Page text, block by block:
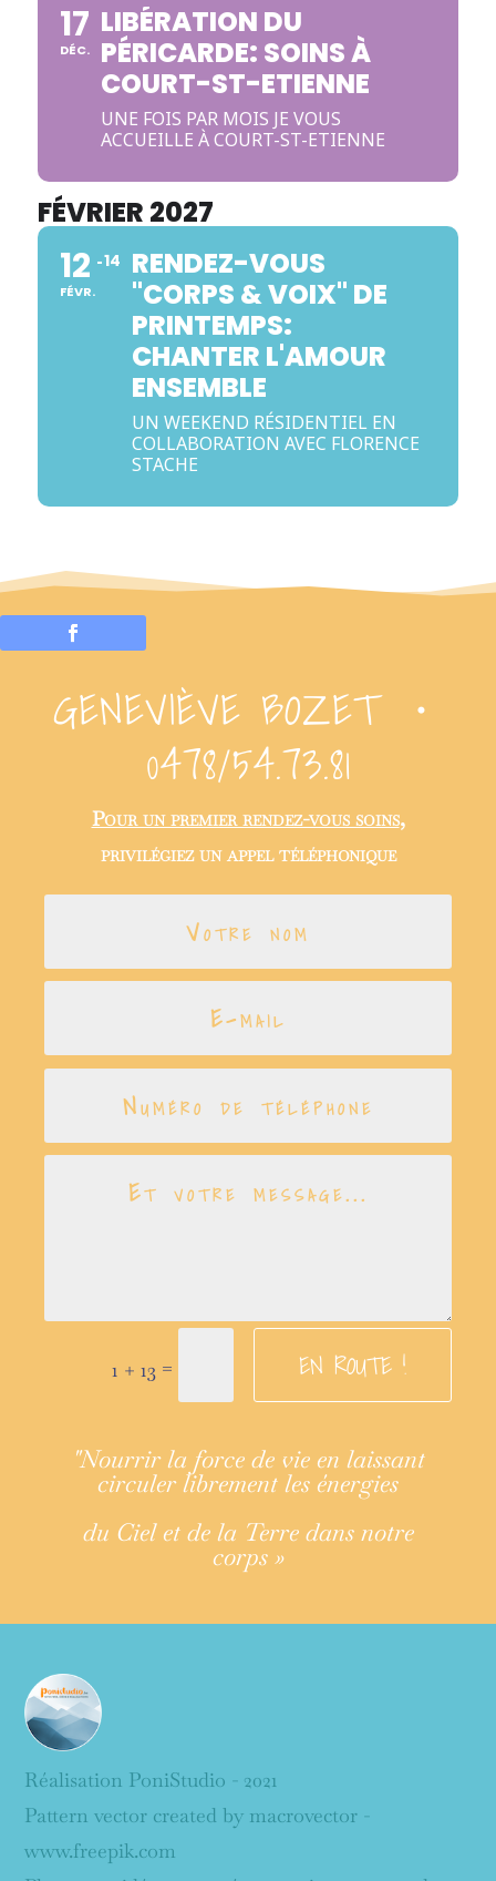
17
DÉC.
LIBÉRATION DU
PÉRICARDE: SOINS À
COURT-ST-ETIENNE
UNE FOIS PAR MOIS JE VOUS
ACCUEILLE À COURT-ST-ETIENNE
FÉVRIER 2027
12
FÉVR.
14 RENDEZ-VOUS
"CORPS & VOIX" DE
PRINTEMPS:
CHANTER L'AMOUR
ENSEMBLE
UN WEEKEND RÉSIDENTIEL EN
COLLABORATION AVEC FLORENCE
STACHE
GENEVIÈVE BOZET ・
0478/54.73.81
Pour un premier rendez-vous soins,
privilégiez un appel téléphonique
1 + 13 = EN ROUTE !
"Nourrir la force de vie en laissant
circuler librement les énergies
du Ciel et de la Terre dans notre
corps »
Réalisation PoniStudio - 2021
Pattern vector created by macrovector -
www.freepik.com